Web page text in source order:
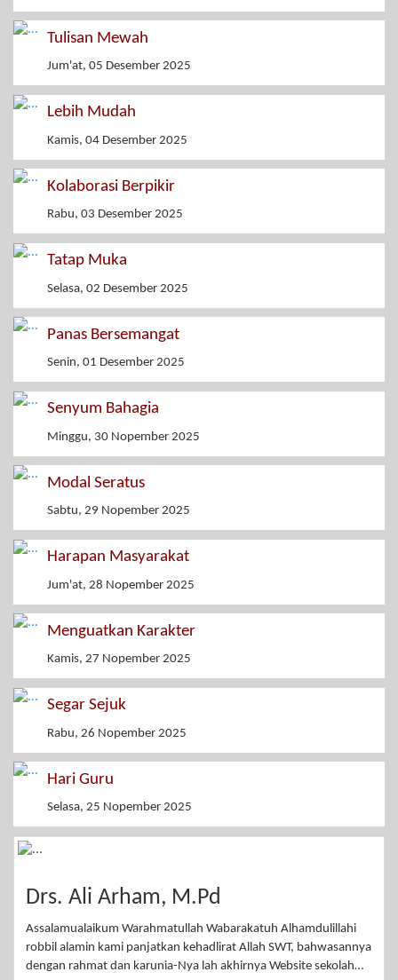
Tulisan Mewah
Jum'at, 05 Desember 2025
Lebih Mudah
Kamis, 04 Desember 2025
Kolaborasi Berpikir
Rabu, 03 Desember 2025
Tatap Muka
Selasa, 02 Desember 2025
Panas Bersemangat
Senin, 01 Desember 2025
Senyum Bahagia
Minggu, 30 Nopember 2025
Modal Seratus
Sabtu, 29 Nopember 2025
Harapan Masyarakat
Jum'at, 28 Nopember 2025
Menguatkan Karakter
Kamis, 27 Nopember 2025
Segar Sejuk
Rabu, 26 Nopember 2025
Hari Guru
Selasa, 25 Nopember 2025
Drs. Ali Arham, M.Pd
Assalamualaikum Warahmatullah Wabarakatuh Alhamdulillahi
robbil alamin kami panjatkan kehadlirat Allah SWT, bahwasannya
dengan rahmat dan karunia-Nya lah akhirnya Website sekolah…